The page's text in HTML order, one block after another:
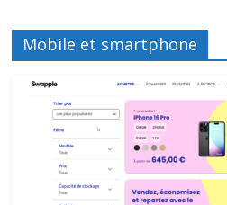
Mobile et smartphone